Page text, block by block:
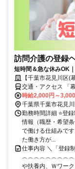
訪問介護の登録
短時間＆急な休みOK
【千葉市花見川区
ニー
交通・アクセス 「
駅」周辺など
時給2,000円～
千葉県千葉市花見
勤務時間詳細 ⭐登
情報（職歴・希望
で働ける仕組みで
た働き方が...
仕事内容 ＼「登録
や扶養内、Ｗワー